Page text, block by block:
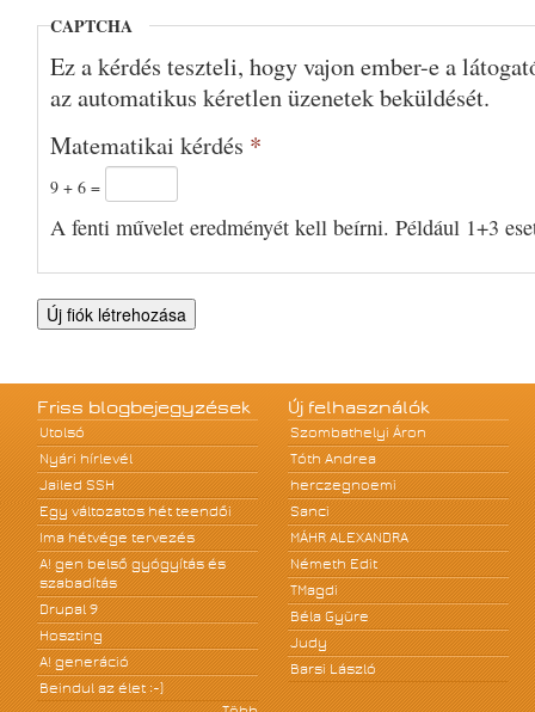
CAPTCHA
Ez a kérdés teszteli, hogy vajon ember-e a
az automatikus kéretlen üzenetek beküldését.
Matematikai kérdés *
9 + 6 =
A fenti művelet eredményét kell beírni. Például 1+3
Friss blogbejegyzések
Utolsó
Nyári hírlevél
Jailed SSH
Egy változatos hét teendői
Ima hétvége tervezés
A! gen belső gyógyítás és
szabadítás
Drupal 9
Hoszting
A! generáció
Beindul az élet :-)
Új felhasználók
Szombathelyi Áron
Tóth Andrea
herczegnoemi
Sanci
MÁHR ALEXANDRA
Németh Edit
TMagdi
Béla Gyüre
Judy
Barsi László